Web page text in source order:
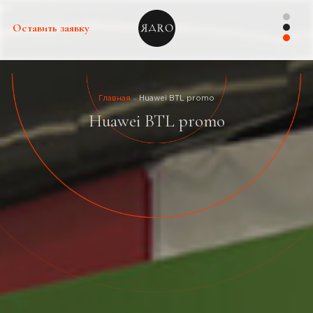
Оставить заявку
Главная Huawei BTL promo
Huawei BTL promo